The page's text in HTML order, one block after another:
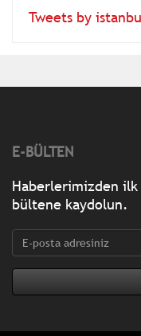
Tweets by
E-BÜLTEN
Haberlerimizden
bültene kaydolun.